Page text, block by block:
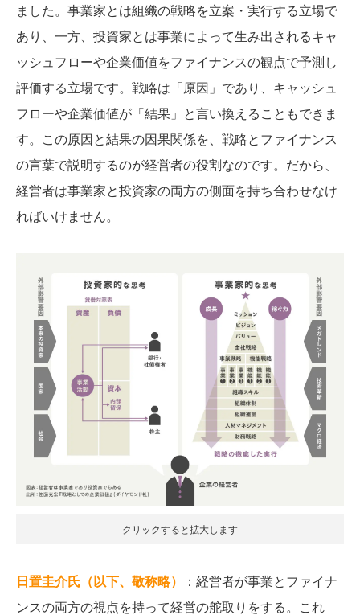
ました。事業家とは組織の戦略を立案・実行する立場で
あり、一方、投資家とは事業によって生み出されるキャ
ッシュフローや企業価値をファイナンスの観点で予測し
評価する立場です。戦略は「原因」であり、キャッシュ
フローや企業価値が「結果」と言い換えることもできま
す。この原因と結果の因果関係を、戦略とファイナンス
の言葉で説明するのが経営者の役割なのです。だから、
経営者は事業家と投資家の両方の側面を持ち合わせなけ
ればいけません。
クリックすると拡大します
日置圭介氏（以下、敬称略）
：経営者が事業とファイナ
ンスの両方の視点を持って経営の舵取りをする。これ